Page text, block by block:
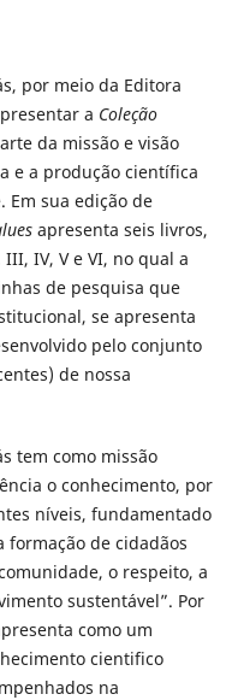
por meio da Editora
a Coleção
da missão e visão
e a produção científica
Em sua edição de
apresenta seis livros,
IV, V e VI, no qual a
de pesquisa que
se apresenta
pelo conjunto
de nossa
tem como missão
o conhecimento, por
níveis, fundamentado
de cidadãos
o respeito, a
sustentável”. Por
como um
cientifico
na